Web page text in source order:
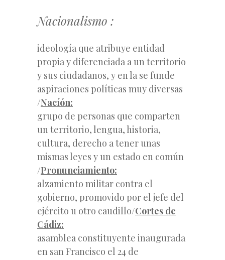
Nacionalismo :
ideología que atribuye entidad
propia y diferenciada a un territorio
y sus ciudadanos, y en la se funde
aspiraciones políticas muy diversas
/Nacíón:
grupo de personas que comparten
un territorio, lengua, historia,
cultura, derecho a tener unas
mismas leyes y un estado en común
/Pronunciamiento:
alzamiento militar contra el
gobierno, promovido por el jefe del
ejército u otro caudillo/Cortes de
Cádiz:
asamblea constituyente inaugurada
en san Francisco el 24 de